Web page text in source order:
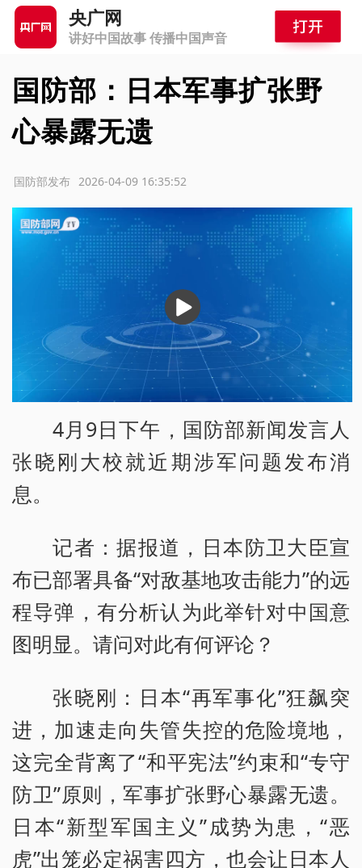
央广网
讲好中国故事 传播中国声音
国防部：日本军事扩张野
心暴露无遗
2026-04-09 16:35:52
国防部发布
播
放
4月9日下午，国防部新闻发言人
张晓刚大校就近期涉军问题发布消
息。
记者：据报道，日本防卫大臣宣
布已部署具备“对敌基地攻击能力”的远
程导弹，有分析认为此举针对中国意
图明显。请问对此有何评论？
张晓刚：日本“再军事化”狂飙突
进，加速走向失管失控的危险境地，
这完全背离了“和平宪法”约束和“专守
防卫”原则，军事扩张野心暴露无遗。
日本“新型军国主义”成势为患，“恶
虎”出笼必定祸害四方，也会让日本人